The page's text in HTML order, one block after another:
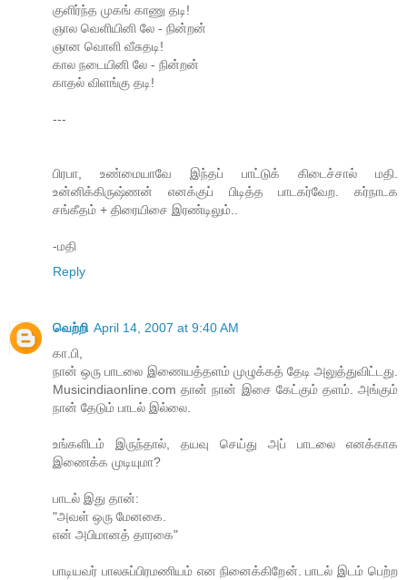
குளிர்ந்த முகங் காணு தடி!
ஞால வெளியினி லே - நின்றன்
ஞான வொளி வீசுதடி!
கால நடையினி லே - நின்றன்
காதல் விளங்கு தடி!
---
பிரபா, உண்மையாவே இந்தப் பாட்டுக் கிடைச்சால் மதி.
உன்னிக்கிருஷ்ணன் எனக்குப் பிடித்த பாடகர்வேற. கர்நாடக
சங்கீதம் + திரையிசை இரண்டிலும்..
-மதி
Reply
வெற்றி April 14, 2007 at 9:40 AM
கா.பி,
நான் ஒரு பாடலை இணையத்தளம் முழுக்கத் தேடி அலுத்துவிட்டது.
Musicindiaonline.com தான் நான் இசை கேட்கும் தளம். அங்கும்
நான் தேடும் பாடல் இல்லை.
உங்களிடம் இருந்தால், தயவு செய்து அப் பாடலை எனக்காக
இணைக்க முடியுமா?
பாடல் இது தான்:
"அவள் ஒரு மேனகை.
என் அபிமானத் தாரகை"
பாடியவர் பாலசுப்பிரமணியம் என நினைக்கிறேன். பாடல் இடம் பெற்ற